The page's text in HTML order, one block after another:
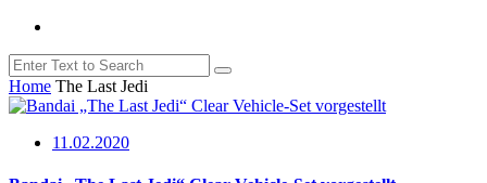
Home The Last Jedi
11.02.2020